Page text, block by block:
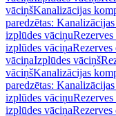
vāciņšKanalizācijas
paredzētas:
izplūdes vāciņu
izplūdes vāciņaRezerves
vāciņaIzplūdes vāciņš
vāciņšKanalizācijas
paredzētas:
izplūdes vāciņu
izplūdes vāciņaRezerves